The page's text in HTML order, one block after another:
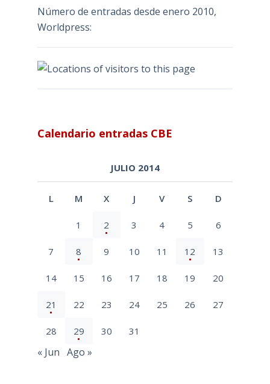
Número de entradas desde enero 2010,
Worldpress:
Calendario entradas CBE
JULIO 2014
L M X J V S D
1 2 3 4 5 6
7 8 9 10 11 12 13
14 15 16 17 18 19 20
21 22 23 24 25 26 27
28 29 30 31
« Jun Ago »